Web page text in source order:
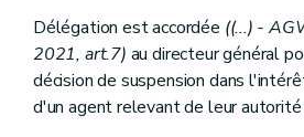
Délégation est accordée ((...) -
2021, art.7) au directeur général
décision de suspension dans
d'un agent relevant de leur